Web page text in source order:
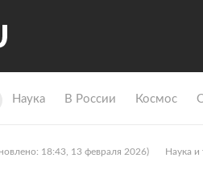
Наука В России Космос
18:43, 13 февраля 2026) Наука и